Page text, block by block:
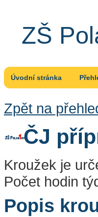
ZŠ
Úvodní stránka
Zpět na
ČJ
Kroužek je
Počet hodin
Popis